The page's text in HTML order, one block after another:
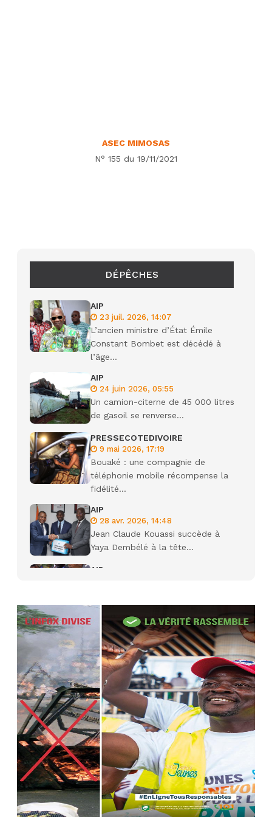
ASEC MIMOSAS
N° 155 du 19/11/2021
DÉPÊCHES
AIP
23 juil. 2026, 14:07
L’ancien ministre d’État Émile
Constant Bombet est décédé à
l’âge...
AIP
24 juin 2026, 05:55
Un camion-citerne de 45 000 litres
de gasoil se renverse...
PRESSECOTEDIVOIRE
9 mai 2026, 17:19
Bouaké : une compagnie de
téléphonie mobile récompense la
fidélité...
AIP
28 avr. 2026, 14:48
Jean Claude Kouassi succède à
Yaya Dembélé à la tête...
AIP
Camara tué lors d’attaques...
22 avr. 2026, 16:41
Des bureaux ravagés dans un
incendie survenu à la mairie...
AIP
10 avr. 2026, 09:48
Nommé Médiateur de la
République, Gaoussou Touré prend
officiellement fonction
AIP
13 mars 2026, 10:43
Nécrologie : décès de Guillaume
Houphouët-Boigny, fils du Père
fondateur...